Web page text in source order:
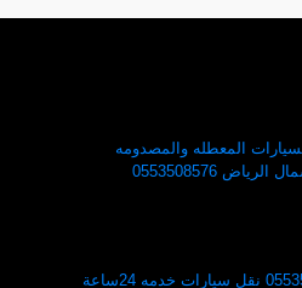
المعطله والمصدومه